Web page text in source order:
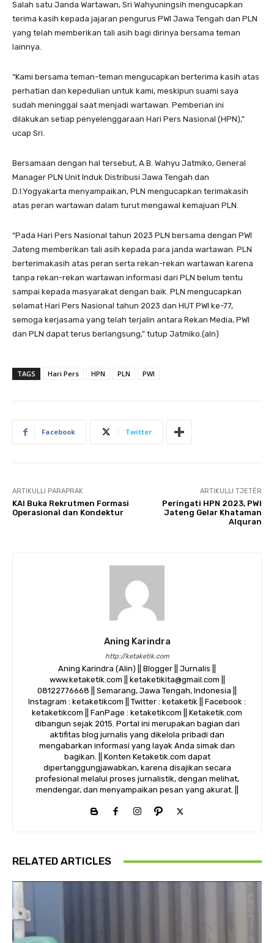
Salah satu Janda Wartawan, Sri Wahyuningsih mengucapkan
terima kasih kepada jajaran pengurus PWI Jawa Tengah dan PLN
yang telah memberikan tali asih bagi dirinya bersama teman
lainnya.
“Kami bersama teman-teman mengucapkan berterima kasih atas
perhatian dan kepedulian untuk kami, meskipun suami saya
sudah meninggal saat menjadi wartawan. Pemberian ini
dilakukan setiap penyelenggaraan Hari Pers Nasional (HPN),”
ucap Sri.
Bersamaan dengan hal tersebut, A.B. Wahyu Jatmiko, General
Manager PLN Unit Induk Distribusi Jawa Tengah dan
D.I.Yogyakarta menyampaikan, PLN mengucapkan terimakasih
atas peran wartawan dalam turut mengawal kemajuan PLN.
“Pada Hari Pers Nasional tahun 2023 PLN bersama dengan PWI
Jateng memberikan tali asih kepada para janda wartawan. PLN
berterimakasih atas peran serta rekan-rekan wartawan karena
tanpa rekan-rekan wartawan informasi dari PLN belum tentu
sampai kepada masyarakat dengan baik. PLN mengucapkan
selamat Hari Pers Nasional tahun 2023 dan HUT PWI ke-77,
semoga kerjasama yang telah terjalin antara Rekan Media, PWI
dan PLN dapat terus berlangsung,” tutup Jatmiko.(aln)
TAGS Hari Pers HPN PLN PWI
Facebook Twitter
ARTIKULLI PARAPRAK
KAI Buka Rekrutmen Formasi
Operasional dan Kondektur
ARTIKULLI TJETËR
Peringati HPN 2023, PWI
Jateng Gelar Khataman
Alquran
Aning Karindra
http://ketaketik.com
Aning Karindra (Alin) || Blogger || Jurnalis ||
www.ketaketik.com || ketaketikita@gmail.com ||
08122776668 || Semarang, Jawa Tengah, Indonesia ||
Instagram : ketaketikcom || Twitter : ketaketik || Facebook :
ketaketikcom || FanPage : ketaketikcom || Ketaketik.com
dibangun sejak 2015. Portal ini merupakan bagian dari
aktifitas blog jurnalis yang dikelola pribadi dan
mengabarkan informasi yang layak Anda simak dan
bagikan. || Konten Ketaketik.com dapat
dipertanggungjawabkan, karena disajikan secara
profesional melalui proses jurnalistik, dengan melihat,
mendengar, dan menyampaikan pesan yang akurat. ||
RELATED ARTICLES